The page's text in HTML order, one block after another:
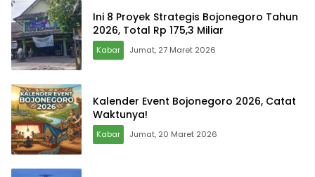
Ini 8 Proyek Strategis Bojonegoro Tahun
2026, Total Rp 175,3 Miliar
Kabar Jumat, 27 Maret 2026
Kalender Event Bojonegoro 2026, Catat
Waktunya!
Kabar Jumat, 20 Maret 2026